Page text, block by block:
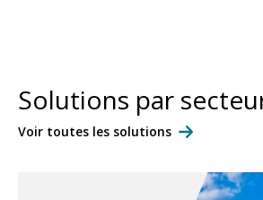
Solutions par
Voir toutes les solutions